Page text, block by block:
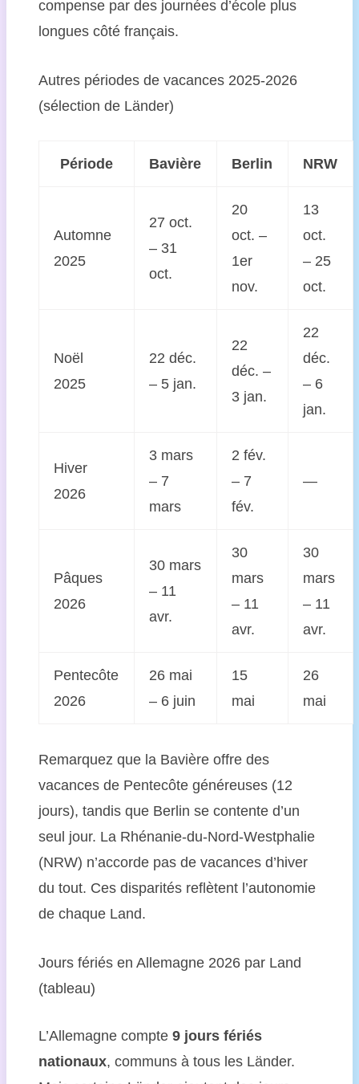
compense par des journées d’école plus
longues côté français.
Autres périodes de vacances 2025-2026
(sélection de Länder)
Période Bavière Berlin NRW
Automne
2025
27 oct.
– 31
oct.
20
oct. –
1er
nov.
13
oct.
– 25
oct.
Noël
2025
22 déc.
– 5 jan.
22
déc. –
3 jan.
22
déc.
– 6
jan.
Hiver
2026
3 mars
– 7
mars
2 fév.
– 7
fév.
—
Pâques
2026
30 mars
– 11
avr.
30
mars
– 11
avr.
30
mars
– 11
avr.
Pentecôte
2026
26 mai
– 6 juin
15
mai
26
mai
Remarquez que la Bavière offre des
vacances de Pentecôte généreuses (12
jours), tandis que Berlin se contente d’un
seul jour. La Rhénanie-du-Nord-Westphalie
(NRW) n’accorde pas de vacances d’hiver
du tout. Ces disparités reflètent l’autonomie
de chaque Land.
Jours fériés en Allemagne 2026 par Land
(tableau)
L’Allemagne compte 9 jours fériés
nationaux, communs à tous les Länder.